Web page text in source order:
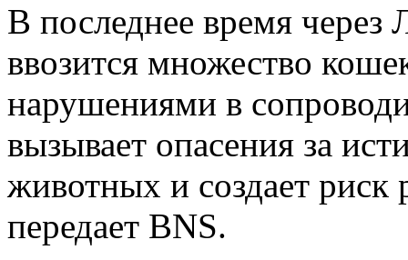
В последнее время через
ввозится множество
нарушениями в
вызывает опасения за
животных и создает риск
передает BNS.